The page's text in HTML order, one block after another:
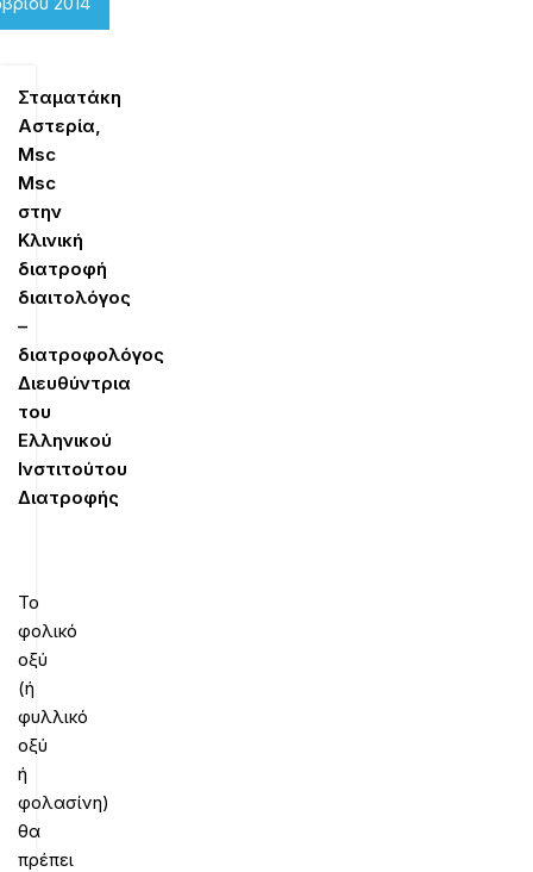
Σταματάκη
Αστερία,
Msc
Μsc
στην
Κλινική
διατροφή
διαιτολόγος
–
διατροφολόγος
Διευθύντρια
του
Ελληνικού
Ινστιτούτου
Διατροφής
Το
φολικό
οξύ
(ή
φυλλικό
οξύ
ή
φολασίνη)
θα
πρέπει